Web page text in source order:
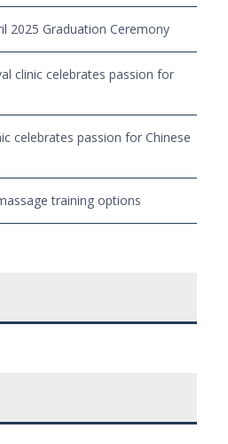
2025 Graduation Ceremony
clinic celebrates passion for
celebrates passion for Chinese
training options